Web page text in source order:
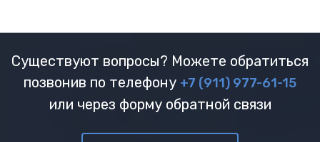
Существуют вопросы? Можете обратиться
позвонив по телефону +7 (911) 977-61-15
или через форму обратной связи